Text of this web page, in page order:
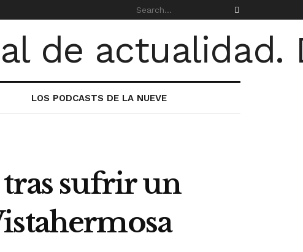
LOS PODCASTS DE LA NUEVE
sufrir un